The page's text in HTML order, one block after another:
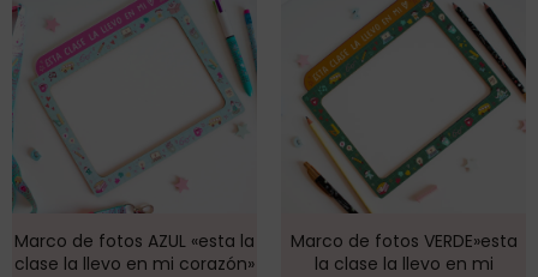
Marco de fotos AZUL «esta la
clase la llevo en mi corazón»
Marco de fotos VERDE»esta
la clase la llevo en mi